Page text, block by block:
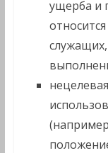
ущерба и